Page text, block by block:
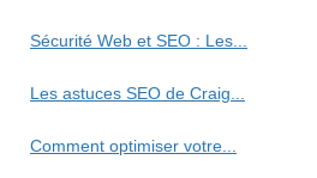
Sécurité Web et SEO : Les...
Les astuces SEO de Craig...
Comment optimiser votre...